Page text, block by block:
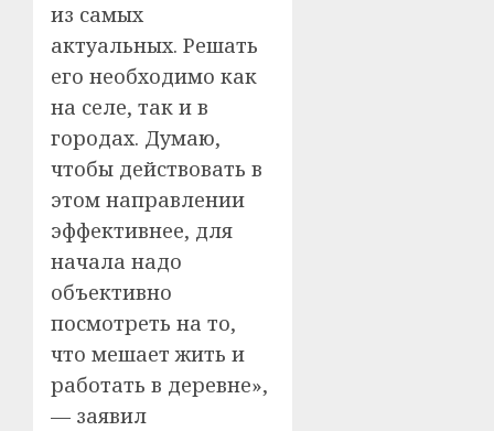
из самых
актуальных. Решать
его необходимо как
на селе, так и в
городах. Думаю,
чтобы действовать в
этом направлении
эффективнее, для
начала надо
объективно
посмотреть на то,
что мешает жить и
работать в деревне»,
— заявил